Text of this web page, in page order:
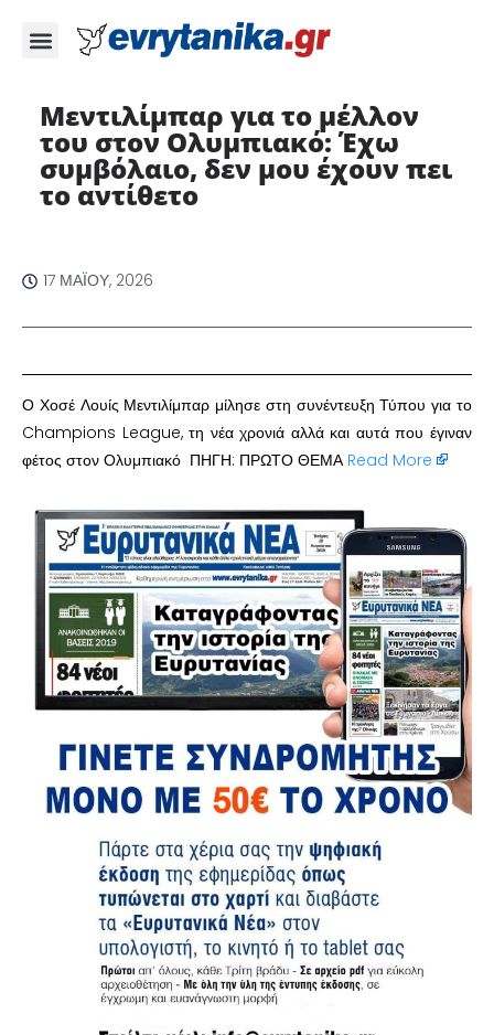
Μεντιλίμπαρ για το μέλλον
του στον Ολυμπιακό: Έχω
συμβόλαιο, δεν μου έχουν πει
το αντίθετο
17 ΜΑΪ́ΟΥ, 2026
Ο Χοσέ Λουίς Μεντιλίμπαρ μίλησε στη συνέντευξη Τύπου για το
Champions League, τη νέα χρονιά αλλά και αυτά που έγιναν
φέτος στον Ολυμπιακό ΠΗΓΗ: ΠΡΩΤΟ ΘΕΜΑ Read More